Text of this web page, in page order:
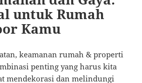
untuk Rumah
Kamu
keamanan rumah & properti
penting yang harus kita
mendekorasi dan melindungi